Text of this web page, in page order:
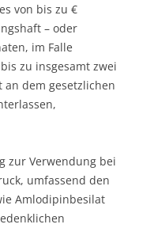
von bis zu €
– oder
im Falle
zu insgesamt zwei
an dem gesetzlichen
zur Verwendung bei
umfassend den
Amlodipinbesilat